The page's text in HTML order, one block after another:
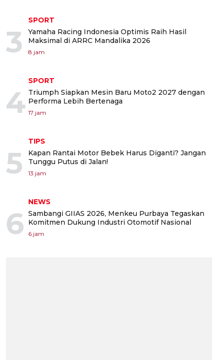
3
SPORT
Yamaha Racing Indonesia Optimis Raih Hasil
Maksimal di ARRC Mandalika 2026
8 jam
4
SPORT
Triumph Siapkan Mesin Baru Moto2 2027 dengan
Performa Lebih Bertenaga
17 jam
5
TIPS
Kapan Rantai Motor Bebek Harus Diganti? Jangan
Tunggu Putus di Jalan!
13 jam
6
NEWS
Sambangi GIIAS 2026, Menkeu Purbaya Tegaskan
Komitmen Dukung Industri Otomotif Nasional
6 jam